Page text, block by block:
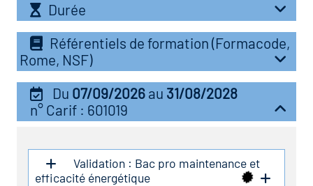
de l'Industrie
emploi-formation
des secteurs(en
construction)
Durée
Référentiels de formation (Formacode,
Rome, NSF)
Du 07/09/2026 au 31/08/2028
n° Carif : 601019
Validation : Bac pro maintenance et
efficacité énergétique